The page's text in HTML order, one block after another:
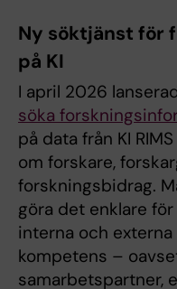
Ny söktjänst för
på KI
I april 2026
söka
på data från KI
om forskare,
forskningsbidrag.
göra det enklare
interna och
kompetens –
samarbetspartner,